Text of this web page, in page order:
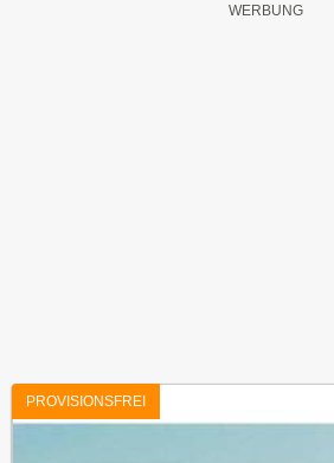
PROVISIONSFREI